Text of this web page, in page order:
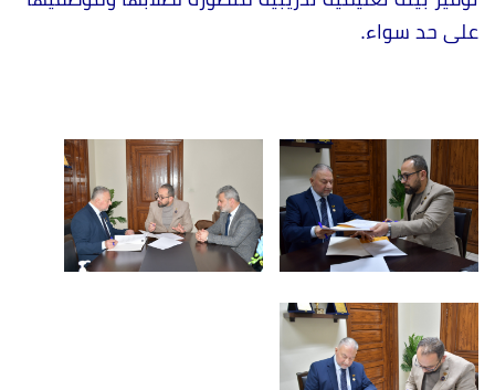
على حد سواء.